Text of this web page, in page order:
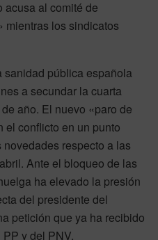
acusa al comité de
mientras los sindicatos
pública española
a secundar la cuarta
año. El nuevo «paro de
el conflicto en un punto
respecto a las
Ante el bloqueo de las
ha elevado la presión
del presidente del
petición que ya ha recibido
y del PNV.